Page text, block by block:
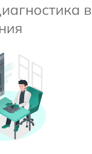
в